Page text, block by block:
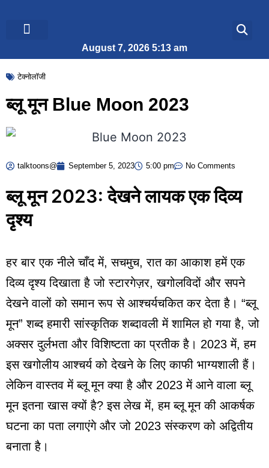
August 7, 2026 5:13 am
टेक्नोलॉजी
ब्लू मून Blue Moon 2023
talktoons@ September 5, 2023 5:00 pm No Comments
ब्लू मून 2023: देखने लायक एक दिव्य
दृश्य
हर बार एक नीले चाँद में, सचमुच, रात का आकाश हमें एक
दिव्य दृश्य दिखाता है जो स्टारगेज़र, खगोलविदों और सपने
देखने वालों को समान रूप से आश्चर्यचकित कर देता है। “ब्लू
मून” शब्द हमारी सांस्कृतिक शब्दावली में शामिल हो गया है, जो
अक्सर दुर्लभता और विशिष्टता का प्रतीक है। 2023 में, हम
इस खगोलीय आश्चर्य को देखने के लिए काफी भाग्यशाली हैं।
लेकिन वास्तव में ब्लू मून क्या है और 2023 में आने वाला ब्लू
मून इतना खास क्यों है? इस लेख में, हम ब्लू मून की आकर्षक
घटना का पता लगाएंगे और जो 2023 संस्करण को अद्वितीय
बनाता है।